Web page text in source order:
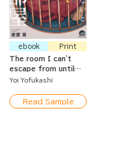
ebook
Print
The room I can't
escape from until
pay off my debt.
Yoi Yofukashi
Read Sample